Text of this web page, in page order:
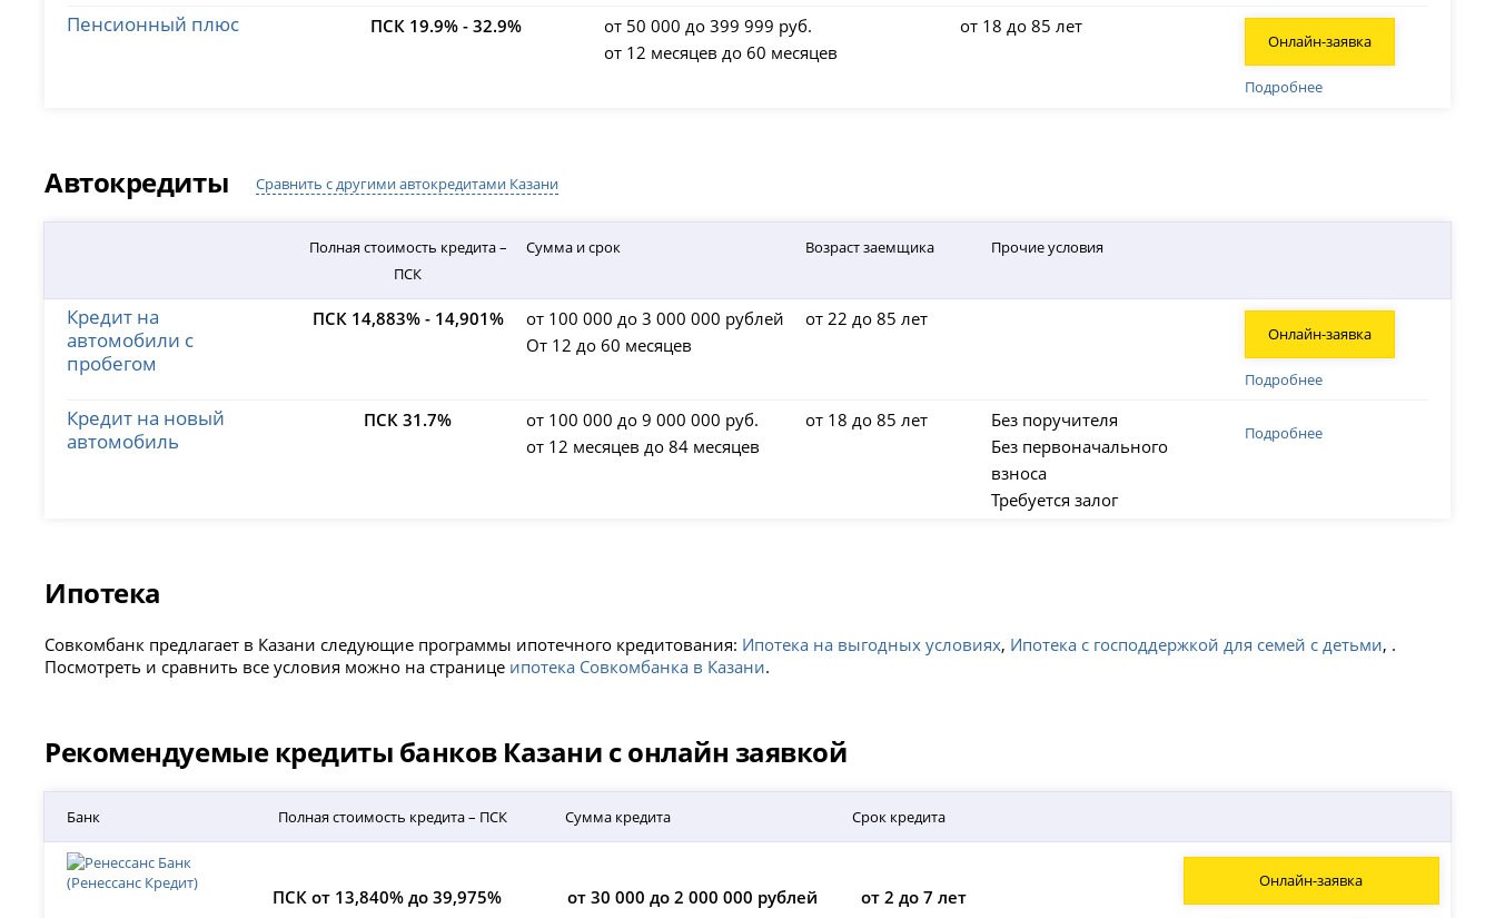
Пенсионный плюс ПСК 19.9% - 32.9%
от 50 000 до 399 999 руб.
от 12 месяцев до 60 месяцев
от 18 до 85 лет
Подробнее
Онлайн-заявка
Автокредиты Сравнить с другими автокредитами Казани
Полная стоимость кредита –
ПСК
Сумма и срок Возраст заемщика Прочие условия
Кредит на
автомобили с
пробегом
ПСК 14,883% - 14,901%
от 100 000 до 3 000 000 рублей
От 12 до 60 месяцев
от 22 до 85 лет
Подробнее
Онлайн-заявка
Кредит на новый
автомобиль
ПСК 31.7%
от 100 000 до 9 000 000 руб.
от 12 месяцев до 84 месяцев
от 18 до 85 лет
Без поручителя
Без первоначального
взноса
Требуется залог
Подробнее
Ипотека
Совкомбанк предлагает в Казани следующие программы ипотечного кредитования: Ипотека на выгодных условиях, Ипотека с господдержкой для семей с детьми, .
Посмотреть и сравнить все условия можно на странице ипотека Совкомбанка в Казани.
Рекомендуемые кредиты банков Казани с онлайн заявкой
Банк Полная стоимость кредита – ПСК Сумма кредита Срок кредита
ПСК от 13,840% до 39,975% от 30 000 до 2 000 000 рублей от 2 до 7 лет
Онлайн-заявка